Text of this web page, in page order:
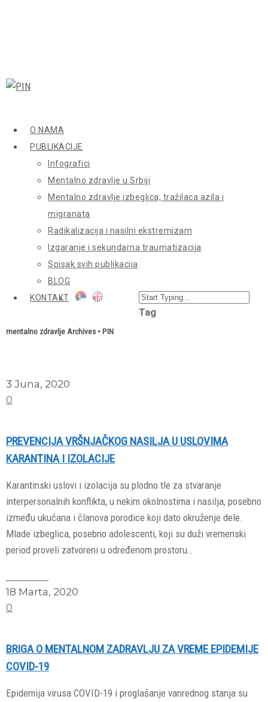
O NAMA
PUBLIKACIJE
Infografici
Mentalno zdravlje u Srbiji
Mentalno zdravlje izbeglica, tražilaca azila i
migranata
Radikalizacija i nasilni ekstremizam
Izgaranje i sekundarna traumatizacija
Spisak svih publikacija
BLOG
KONTAKT
Tag
mentalno zdravlje Archives • PIN
3 Juna, 2020
0
PREVENCIJA VRŠNJAČKOG NASILJA U USLOVIMA
KARANTINA I IZOLACIJE
Karantinski uslovi i izolacija su plodno tle za stvaranje
interpersonalnih konflikta, u nekim okolnostima i nasilja, posebno
između ukućana i članova porodice koji dato okruženje dele.
Mlade izbeglica, posebno adolescenti, koji su duži vremenski
period proveli zatvoreni u određenom prostoru…
18 Marta, 2020
0
BRIGA O MENTALNOM ZADRAVLJU ZA VREME EPIDEMIJE
COVID-19
Epidemija virusa COVID-19 i proglašanje vanrednog stanja su